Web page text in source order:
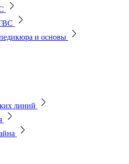
и основы
линий